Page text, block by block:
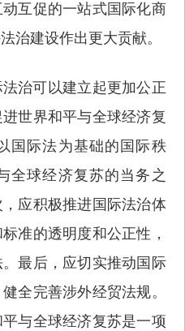
互促的一站式国际化商
治建设作出更大贡献。
治可以建立起更加公正
世界和平与全球经济复
国际法为基础的国际秩
全球经济复苏的当务之
应积极推进国际法治体
准的透明度和公正性，
最后，应切实推动国际
全完善涉外经贸法规。
与全球经济复苏是一项